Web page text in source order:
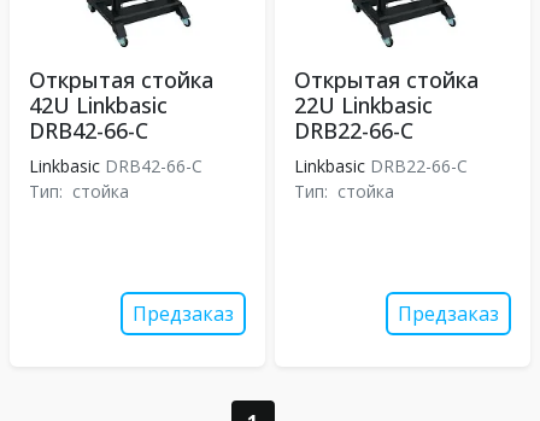
Открытая стойка
42U Linkbasic
DRB42-66-C
Linkbasic DRB42-66-C
Тип: стойка
Предзаказ
Открытая стойка
22U Linkbasic
DRB22-66-C
Linkbasic DRB22-66-C
Тип: стойка
Предзаказ